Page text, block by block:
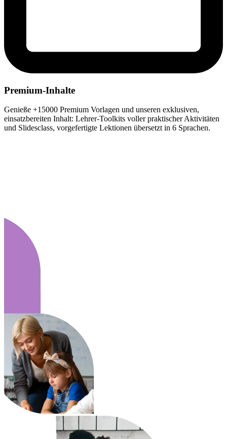
Premium-Inhalte
Genieße +15000 Premium Vorlagen und unseren exklusiven,
einsatzbereiten Inhalt: Lehrer-Toolkits voller praktischer Aktivitäten
und Slidesclass, vorgefertigte Lektionen übersetzt in 6 Sprachen.